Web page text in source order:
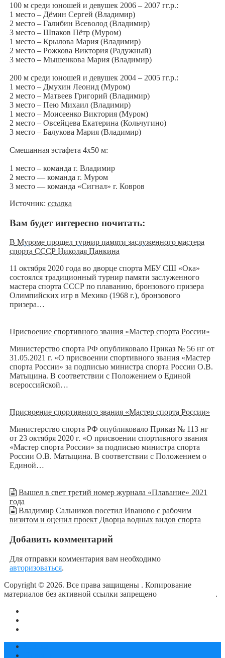
100 м среди юношей и девушек 2006 – 2007 гг.р.:
1 место – Дёмин Сергей (Владимир)
2 место – Галибин Всеволод (Владимир)
3 место – Шпаков Пётр (Муром)
1 место – Крылова Мария (Владимир)
2 место – Рожкова Виктория (Радужный)
3 место – Мышенкова Мария (Владимир)
200 м среди юношей и девушек 2004 – 2005 гг.р.:
1 место – Дмухин Леонид (Муром)
2 место – Матвеев Григорий (Владимир)
3 место – Пею Михаил (Владимир)
1 место – Моисеенко Виктория (Муром)
2 место – Овсейцева Екатерина (Кольчугино)
3 место – Балукова Мария (Владимир)
Смешанная эстафета 4х50 м:
1 место – команда г. Владимир
2 место — команда г. Муром
3 место — команда «Сигнал» г. Ковров
Источник: ссылка
Вам будет интересно почитать:
В Муроме прошел турнир памяти заслуженного мастера
спорта СССР Николая Панкина
11 октября 2020 года во дворце спорта МБУ СШ «Ока»
состоялся традиционный турнир памяти заслуженного
мастера спорта СССР по плаванию, бронзового призера
Олимпийских игр в Мехико (1968 г.), бронзового
призера…
Присвоение спортивного звания «Мастер спорта России»
Министерство спорта РФ опубликовало Приказ № 56 нг от
31.05.2021 г. «О присвоении спортивного звания «Мастер
спорта России» за подписью министра спорта России О.В.
Матыцина. В соответствии с Положением о Единой
всероссийской…
Присвоение спортивного звания «Мастер спорта России»
Министерство спорта РФ опубликовало Приказ № 113 нг
от 23 октября 2020 г. «О присвоении спортивного звания
«Мастер спорта России» за подписью министра спорта
России О.В. Матыцина. В соответствии с Положением о
Единой…
Вышел в свет третий номер журнала «Плавание» 2021
года
Владимир Сальников посетил Иваново с рабочим
визитом и оценил проект Дворца водных видов спорта
Добавить комментарий
Для отправки комментария вам необходимо
авторизоваться.
Copyright © 2026. Все права защищены . Копирование
материалов без активной ссылки запрещено
.